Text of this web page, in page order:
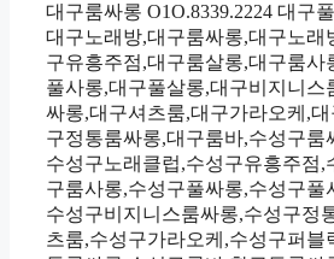
대구룸싸롱 O1O.8339.2224 대구
대구노래방,대구룸싸롱,대구노래
구유흥주점,대구룸살롱,대구룸사
풀사롱,대구풀살롱,대구비지니스
싸롱,대구셔츠룸,대구가라오케,
구정통룸싸롱,대구룸바,수성구룸
수성구노래클럽,수성구유흥주점,
구룸사롱,수성구풀싸롱,수성구풀
수성구비지니스룸싸롱,수성구정
츠룸,수성구가라오케,수성구퍼블